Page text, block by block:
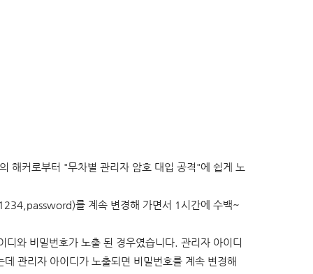
해커로부터 "무차별 관리자 암호 대입 공격"에 쉽게 노
를 계속 변경해 가면서 1시간에 수백~
와 비밀번호가 노출 된 경우였습니다. 관리자 아이디
관리자 아이디가 노출되면 비밀번호를 계속 변경해